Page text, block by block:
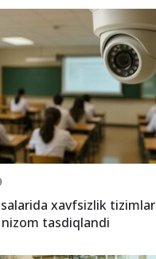
xavfsizlik
nizom tasdiqlandi